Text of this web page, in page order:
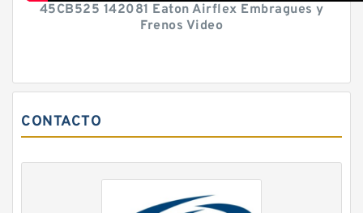
45CB525 142081 Eaton Airflex Embragues y
Frenos Video
CONTACTO